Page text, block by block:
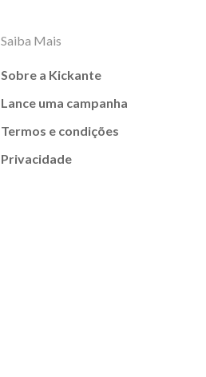
Saiba Mais
Sobre a Kickante
Lance uma campanha
Termos e condições
Privacidade